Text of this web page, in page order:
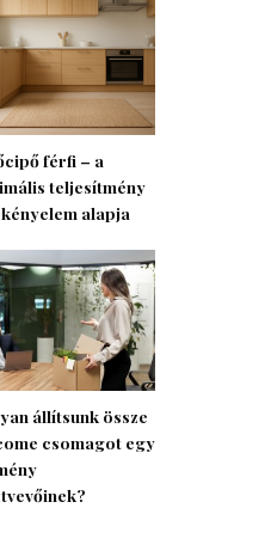
férfi – a
teljesítmény
kényelem alapja
állítsunk össze
csomagot egy